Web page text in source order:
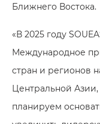
Ближнего Востока.
«В 2025 году
Международное
стран и регионов
Центральной
планируем